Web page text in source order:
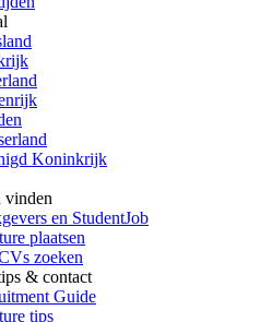
Koninkrijk
vinden
en StudentJob
plaatsen
zoeken
& contact
Guide
tips